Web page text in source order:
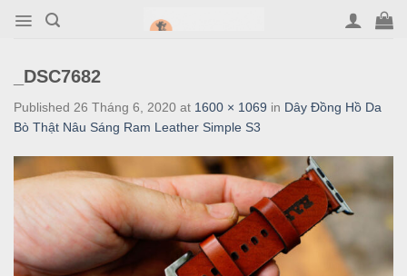
_DSC7682
Published 26 Tháng 6, 2020 at 1600 × 1069 in Dây Đồng Hồ Da
Bò Thật Nâu Sáng Ram Leather Simple S3